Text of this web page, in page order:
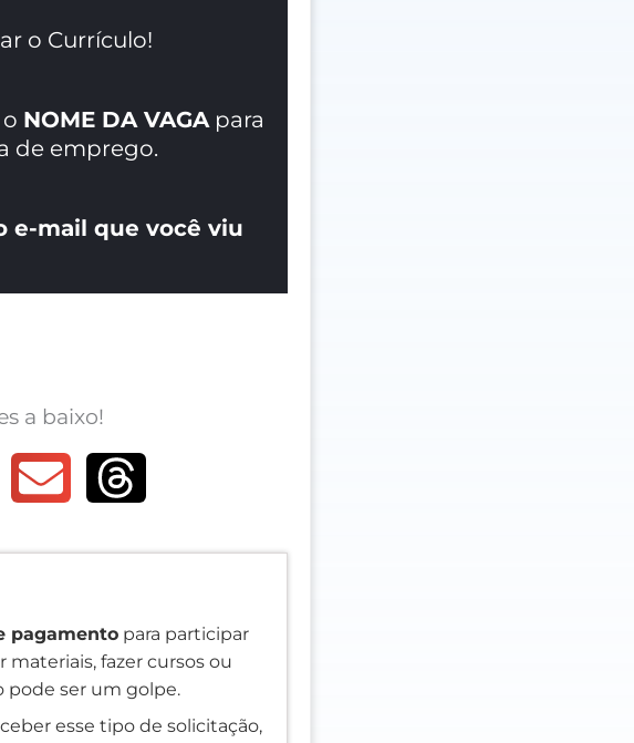
o Currículo!
NOME DA VAGA para
de emprego.
e-mail que você viu
a baixo!
pagamento para participar
materiais, fazer cursos ou
pode ser um golpe.
esse tipo de solicitação,